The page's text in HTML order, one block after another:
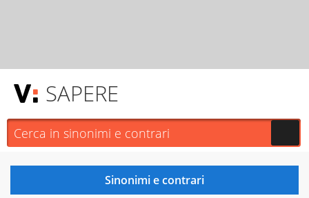
SAPERE